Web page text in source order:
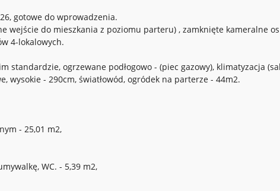
gotowe do wprowadzenia.
wejście do mieszkania z poziomu parteru) , zamknięte kameralne
4-lokalowych.
standardzie, ogrzewane podłogowo - (piec gazowy), klimatyzacja
wysokie - 290cm, światłowód, ogródek na parterze - 44m2.
- 25,01 m2,
WC. - 5,39 m2,